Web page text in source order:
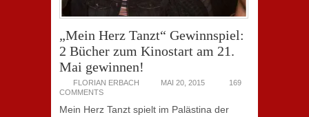
„Mein Herz Tanzt“ Gewinnspiel:
2 Bücher zum Kinostart am 21.
Mai gewinnen!
FLORIAN ERBACH MAI 20, 2015
169
COMMENTS
Mein Herz Tanzt spielt im Palästina der